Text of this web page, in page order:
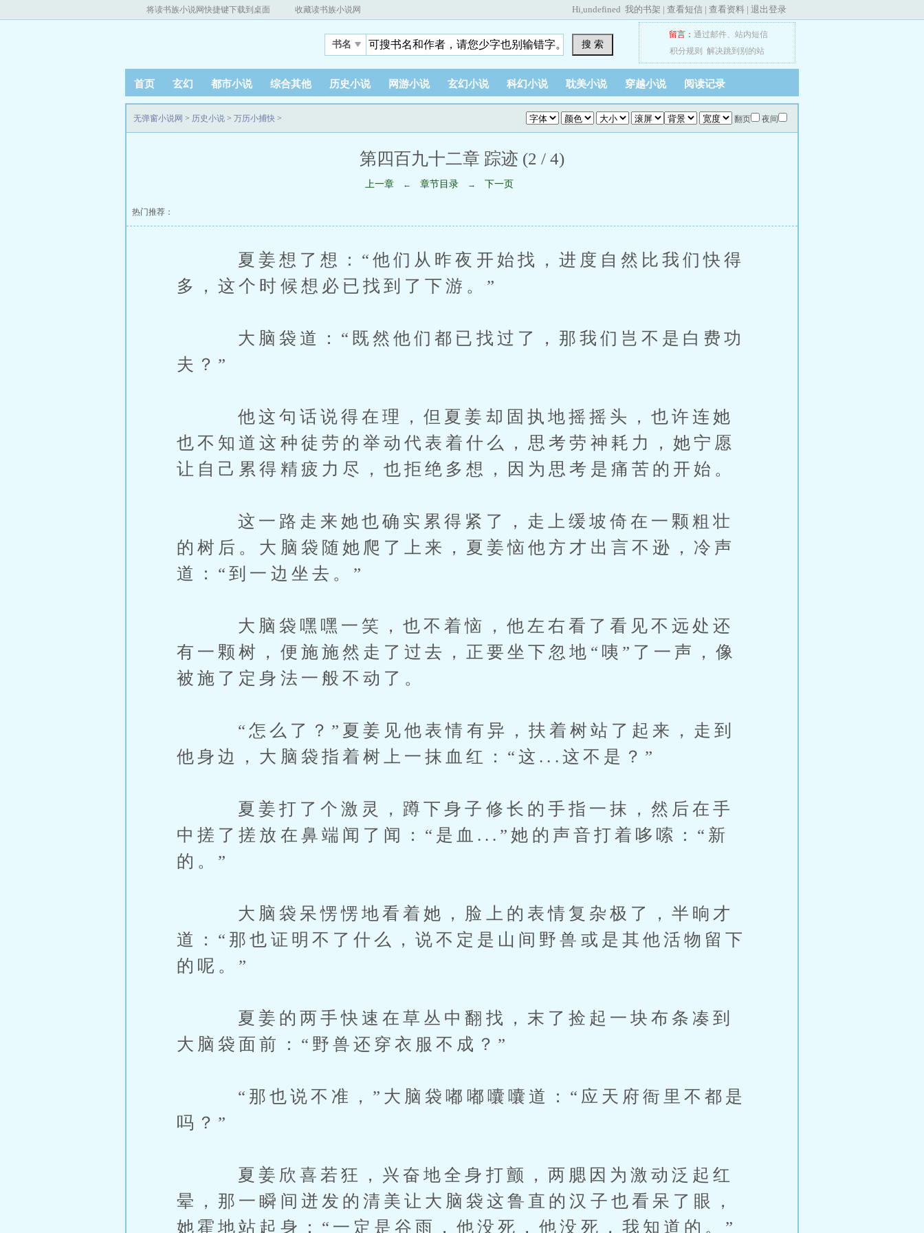
将读书族小说网快捷键下载到桌面 收藏读书族小说网 Hi,undefined 我的书架 | 查看短信 | 查看资料 | 退出登录
书名 搜 索
留言： 通过邮件、 站内短信
积分规则
解决跳到别的站
首页 玄幻 都市小说 综合其他 历史小说 网游小说 玄幻小说 科幻小说 耽美小说 穿越小说 阅读记录
翻页 夜间
无弹窗小说网 > 历史小说 > 万历小捕快 >
第四百九十二章 踪迹 (2 / 4)
上一章 ← 章节目录 → 下一页
热门推荐：
夏姜想了想：“他们从昨夜开始找，进度自然比我们快得
多，这个时候想必已找到了下游。”
大脑袋道：“既然他们都已找过了，那我们岂不是白费功
夫？”
他这句话说得在理，但夏姜却固执地摇摇头，也许连她
也不知道这种徒劳的举动代表着什么，思考劳神耗力，她宁愿
让自己累得精疲力尽，也拒绝多想，因为思考是痛苦的开始。
这一路走来她也确实累得紧了，走上缓坡倚在一颗粗壮
的树后。大脑袋随她爬了上来，夏姜恼他方才出言不逊，冷声
道：“到一边坐去。”
大脑袋嘿嘿一笑，也不着恼，他左右看了看见不远处还
有一颗树，便施施然走了过去，正要坐下忽地“咦”了一声，像
被施了定身法一般不动了。
“怎么了？”夏姜见他表情有异，扶着树站了起来，走到
他身边，大脑袋指着树上一抹血红：“这...这不是？”
夏姜打了个激灵，蹲下身子修长的手指一抹，然后在手
中搓了搓放在鼻端闻了闻：“是血...”她的声音打着哆嗦：“新
的。”
大脑袋呆愣愣地看着她，脸上的表情复杂极了，半晌才
道：“那也证明不了什么，说不定是山间野兽或是其他活物留下
的呢。”
夏姜的两手快速在草丛中翻找，末了捡起一块布条凑到
大脑袋面前：“野兽还穿衣服不成？”
“那也说不准，”大脑袋嘟嘟囔囔道：“应天府衙里不都是
吗？”
夏姜欣喜若狂，兴奋地全身打颤，两腮因为激动泛起红
晕，那一瞬间迸发的清美让大脑袋这鲁直的汉子也看呆了眼，
她霍地站起身：“一定是谷雨，他没死，他没死，我知道的。”